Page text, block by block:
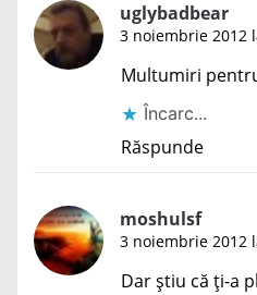
uglybadbear
3 noiembrie 2012
Multumiri
Încarc...
Răspunde
moshulsf
3 noiembrie 2012
Dar știu că ți-a